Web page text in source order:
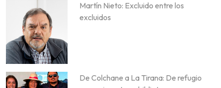
Martín Nieto: Excluido entre los
excluidos
De Colchane a La Tirana: De refugio